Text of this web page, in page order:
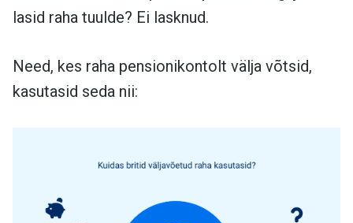
lasid raha tuulde? Ei lasknud.
Need, kes raha pensionikontolt välja võtsid,
kasutasid seda nii: